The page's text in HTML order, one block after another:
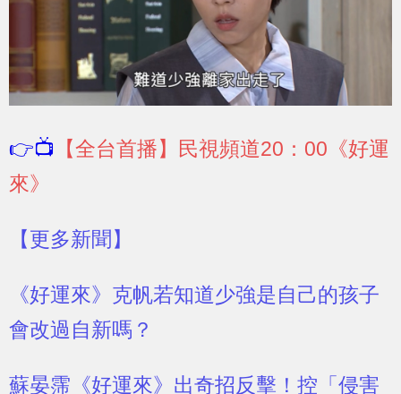
👉📺 【全台首播】民視頻道20：00《好運
來》
【更多新聞】
《好運來》克帆若知道少強是自己的孩子
會改過自新嗎？
蘇晏霈《好運來》出奇招反擊！控「侵害